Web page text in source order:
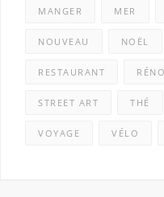
MANGER MER
NOUVEAU NOËL
RESTAURANT
STREET ART THÉ
VOYAGE VÉLO